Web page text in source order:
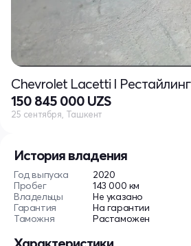
История владения
Год выпуска
2020
Пробег
143 000 км
Владельцы
Не указано
Гарантия
На гарантии
Таможня
Растаможен
Chevrolet Lacetti I Рестайлинг
150 845 000 UZS
25 сентября, Ташкент